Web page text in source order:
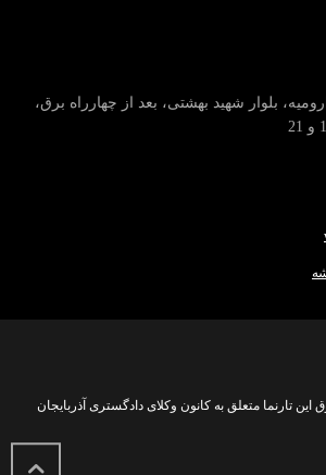
بلوار شهید بهشتی، بعد از چهارراه برق،
حقـوق این تارنما متعلق به کانون وکلای دادگستری آذربایجان